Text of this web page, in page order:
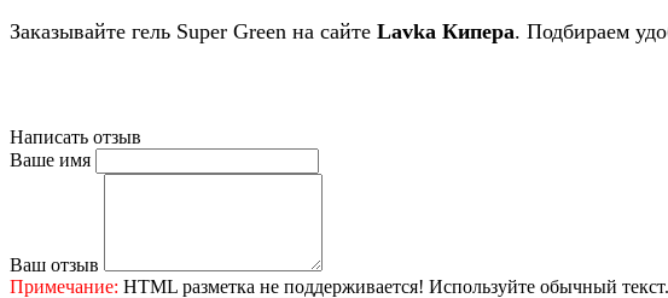
Заказывайте гель Super Green на сайте Lavka Кипера. Подбираем
Написать отзыв
Ваше имя
Ваш отзыв
Примечание: HTML разметка не поддерживается! Используйте обычный текст.